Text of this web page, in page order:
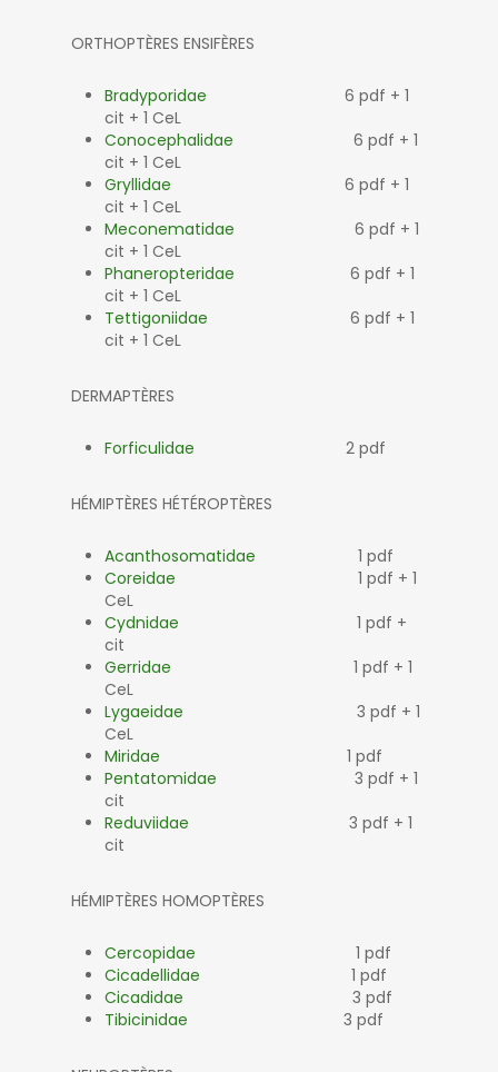
ORTHOPTÈRES ENSIFÈRES
Bradyporidae
6 pdf + 1
cit + 1 CeL
Conocephalidae
6 pdf + 1
cit + 1 CeL
Gryllidae
6 pdf + 1
cit + 1 CeL
Meconematidae
6 pdf + 1
cit + 1 CeL
Phaneropteridae
6 pdf + 1
cit + 1 CeL
Tettigoniidae
6 pdf + 1
cit + 1 CeL
DERMAPTÈRES
Forficulidae 2 pdf
HÉMIPTÈRES HÉTÉROPTÈRES
Acanthosomatidae
1 pdf
Coreidae
1 pdf + 1
CeL
Cydnidae
1 pdf +
cit
Gerridae
1 pdf + 1
CeL
Lygaeidae
3 pdf + 1
CeL
Miridae
1 pdf
Pentatomidae
3 pdf + 1
cit
Reduviidae
3 pdf + 1
cit
HÉMIPTÈRES HOMOPTÈRES
Cercopidae
1 pdf
Cicadellidae
1 pdf
Cicadidae 3 pdf
Tibicinidae 3 pdf